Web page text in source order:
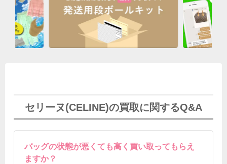
セリーヌ(CELINE)の買取に関するQ&A
バッグの状態が悪くても高く買い取ってもらえ
ますか？